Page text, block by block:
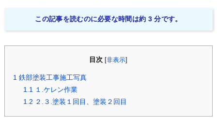
この記事を読むのに必要な時間は約 3 分です。
目次 [非表示
1 鉄部塗装工事施工写真
1.1
１.ケレン作業
1.2 ２.３.塗装１回目、塗装２回目